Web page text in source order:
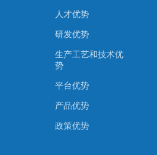
人才优势
研发优势
生产工艺和技术优
势
平台优势
产品优势
政策优势